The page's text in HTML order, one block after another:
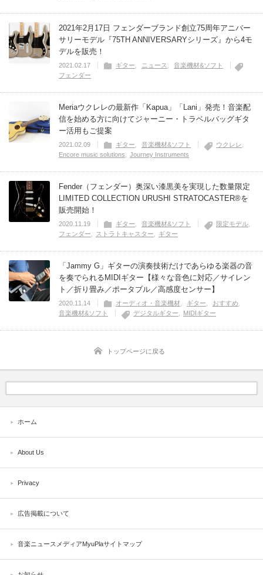
2021年2月17日 フェンダーブランド創立75周年アニバー
サリーモデル『75TH ANNIVERSARYシリーズ』から4モ
デルを販売！
2021.02.17 ギター ニュース
音楽機材&ソフト
フェンダー
Meriaウクレレの最新作「Kapua」「Lani」発売！音楽配
信を始める方に向けてジャーニー・トラベルバッグギタ
ー活用もご提案
2021.02.09 ギター 音楽機材&ソフト
ウクレレ
Encore music solutions
Journey Instruments
Fender（フェンダー）奥深い漆黒美を実現した数量限定
LIMITED COLLECTION URUSHI STRATOCASTER®を
販売開始！
2020.11.19 ギター 音楽機材&ソフト
限定モデル
フェンダー
ストラトキャスター ギター
「Jammy G」ギターの演奏技術だけであらゆる楽器の音
を奏でられるMIDIギター【様々な音色に対応／サイレン
ト／折り畳み／ポータブル／高感度センサー】
2020.11.14 オーディオ・音楽機材 ギター
おすすめ
音楽機材&ソフト
デジタルギター MIDIギター
トップページに戻る
ホーム
About Us
Privacy
広告掲載について
音楽ニュースメディアMyuPlaサイトマップ